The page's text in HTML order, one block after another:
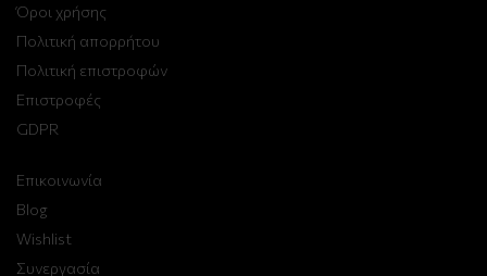
Όροι χρήσης
Πολιτική απορρήτου
Πολιτική επιστροφών
Επιστροφές
GDPR
Επικοινωνία
Blog
Wishlist
Συνεργασία